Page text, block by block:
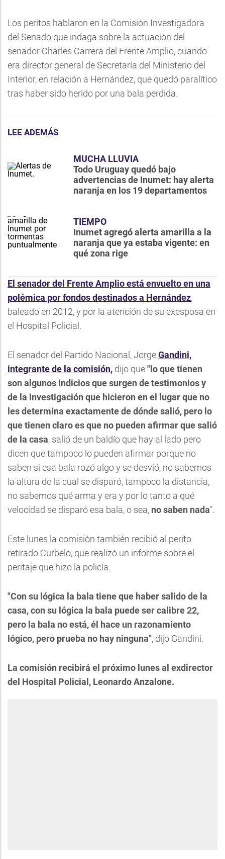
Los peritos hablaron en la Comisión Investigadora
del Senado que indaga sobre la actuación del
senador Charles Carrera del Frente Amplio, cuando
era director general de Secretaría del Ministerio del
Interior, en relación a Hernández, que quedó paralítico
tras haber sido herido por una bala perdida.
LEE ADEMÁS
MUCHA LLUVIA
Todo Uruguay quedó bajo
advertencias de Inumet: hay alerta
naranja en los 19 departamentos
TIEMPO
Inumet agregó alerta amarilla a la
naranja que ya estaba vigente: en
qué zona rige
El senador del Frente Amplio está envuelto en una
polémica por fondos destinados a Hernández,
baleado en 2012, y por la atención de su exesposa en
el Hospital Policial.
El senador del Partido Nacional, JorgeGandini,
integrante de la comisión, dijo que"lo que tienen
son algunos indicios que surgen de testimonios y
de la investigación que hicieron en el lugar que no
les determina exactamente de dónde salió, pero lo
que tienen claro es que no pueden afirmar que salió
de la casa, salió de un baldío que hay al lado pero
dicen que tampoco lo pueden afirmar porque no
saben si esa bala rozó algo y se desvió, no sabemos
la altura de la cual se disparó, tampoco la distancia,
no sabemos qué arma y era y por lo tanto a qué
velocidad se disparó esa bala, o sea, no saben nada".
Este lunes la comisión también recibió al perito
retirado Curbelo, que realizó un informe sobre el
peritaje que hizo la policía.
"Con su lógica la bala tiene que haber salido de la
casa, con su lógica la bala puede ser calibre 22,
pero la bala no está, él hace un razonamiento
lógico, pero prueba no hay ninguna", dijo Gandini.
La comisión recibirá el próximo lunes al exdirector
del Hospital Policial, Leonardo Anzalone.